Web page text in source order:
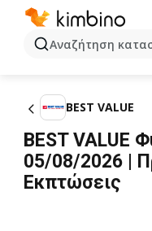
Αναζήτηση
BEST VALUE
BEST VALUE
05/08/2026 |
Εκπτώσεις